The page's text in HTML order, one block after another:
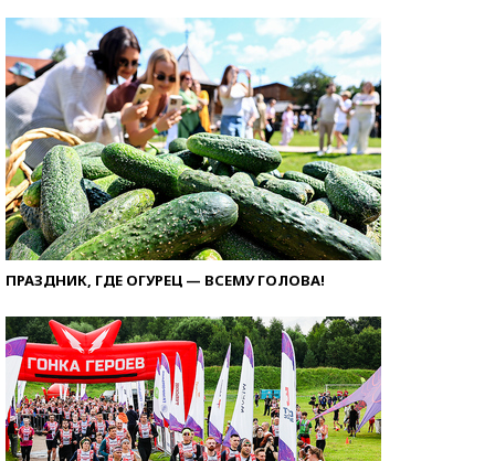
ПРАЗДНИК, ГДЕ ОГУРЕЦ — ВСЕМУ ГОЛОВА!